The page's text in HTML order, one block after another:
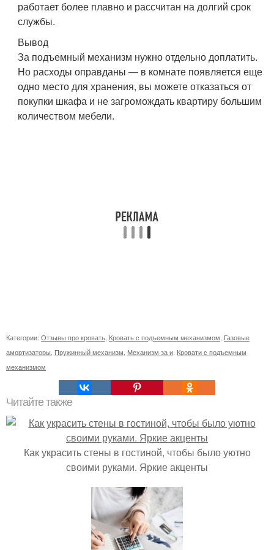
работает более плавно и рассчитан на долгий срок
службы.
Вывод
За подъемный механизм нужно отдельно доплатить.
Но расходы оправданы — в комнате появляется еще
одно место для хранения, вы можете отказаться от
покупки шкафа и не загромождать квартиру большим
количеством мебели.
Категории: Отзывы про кровать Кровать с подъемным механизмом Газовые
амортизаторы Пружинный механизм Механизм за и Кровати с подъемным
механизмом
Читайте также
Как украсить стены в гостиной, чтобы было уютно
своими руками. Яркие акценты